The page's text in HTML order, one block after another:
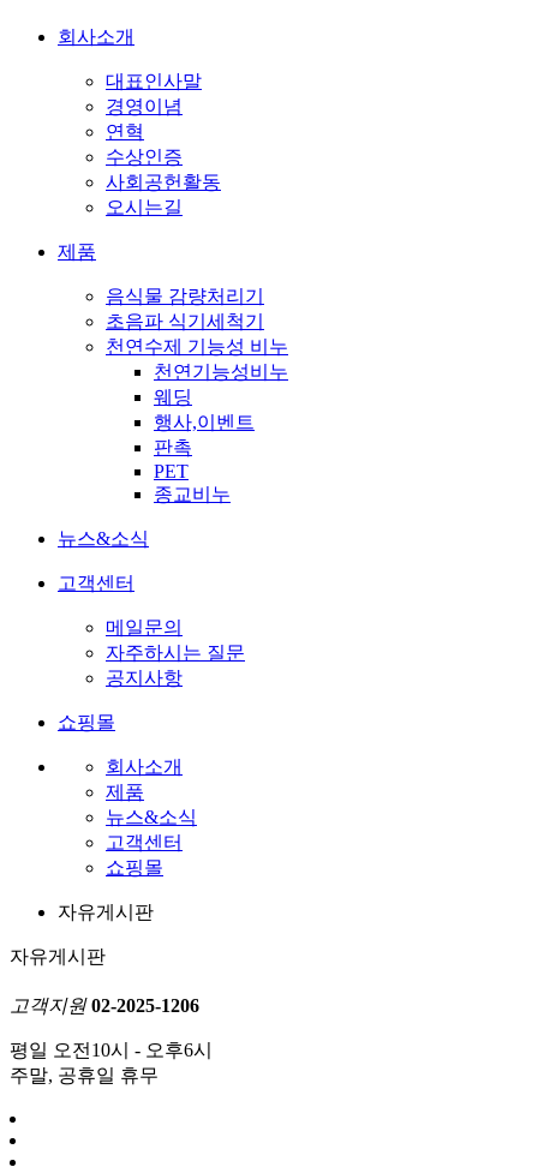
회사소개
대표인사말
경영이념
연혁
수상인증
사회공헌활동
오시는길
제품
음식물 감량처리기
초음파 식기세척기
천연수제 기능성 비누
천연기능성비누
웨딩
행사,이벤트
판촉
PET
종교비누
뉴스&소식
고객센터
메일문의
자주하시는 질문
공지사항
쇼핑몰
회사소개
제품
뉴스&소식
고객센터
쇼핑몰
자유게시판
자유게시판
고객지원 02-2025-1206
평일 오전10시 - 오후6시
주말, 공휴일 휴무